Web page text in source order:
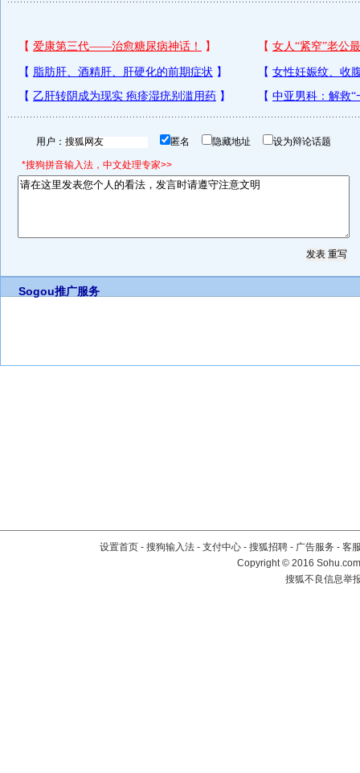
用户： 匿名 隐藏地址 设为辩论话题
*搜狗拼音输入法，中文处理专家>>
Sogou推广服务
设置首页 - 搜狗输入法 - 支付中心 - 搜狐招聘 - 广告服务 - 客
Copyright©2016
搜狐不良信息举